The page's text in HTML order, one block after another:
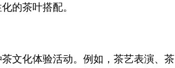
的茶叶搭配。
文化体验活动。例如，茶艺表演、茶